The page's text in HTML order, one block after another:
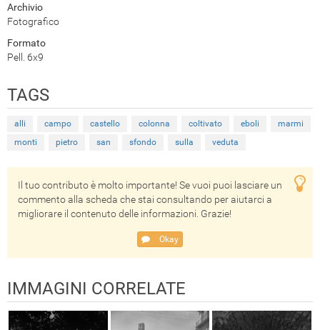
Archivio
Fotografico
Formato
Pell. 6x9
TAGS
alli campo castello colonna coltivato eboli
marmi
monti
pietro san sfondo sulla veduta
Il tuo contributo è molto importante! Se vuoi puoi lasciare un
commento alla scheda che stai consultando per aiutarci a
migliorare il contenuto delle informazioni. Grazie!
Okay
IMMAGINI CORRELATE